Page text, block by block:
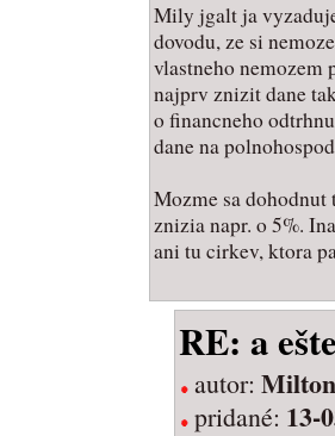
Mily jgalt ja
dovodu, ze si
vlastneho nemozem
najprv znizit dane
o financneho
dane na
Mozme sa dohodnut
znizia napr. o 5%.
ani tu cirkev, ktora
RE: a
autor: Milton
pridané: 13-